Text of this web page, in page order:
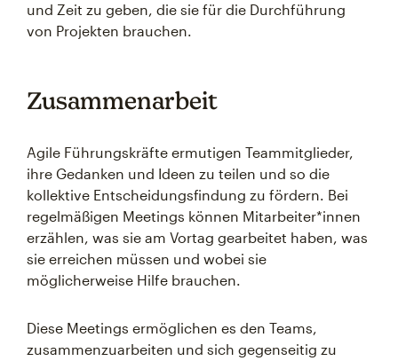
und Zeit zu geben, die sie für die Durchführung
von Projekten brauchen.
Zusammenarbeit
Agile Führungskräfte ermutigen Teammitglieder,
ihre Gedanken und Ideen zu teilen und so die
kollektive Entscheidungsfindung zu fördern. Bei
regelmäßigen Meetings können Mitarbeiter*innen
erzählen, was sie am Vortag gearbeitet haben, was
sie erreichen müssen und wobei sie
möglicherweise Hilfe brauchen.
Diese Meetings ermöglichen es den Teams,
zusammenzuarbeiten und sich gegenseitig zu